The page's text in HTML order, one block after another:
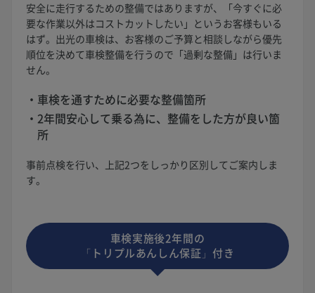
安全に走行するための整備ではありますが、「今すぐに必
要な作業以外はコストカットしたい」というお客様もいる
はず。出光の車検は、お客様のご予算と相談しながら優先
順位を決めて車検整備を行うので「過剰な整備」は行いま
せん。
車検を通すために必要な整備箇所
2年間安心して乗る為に、整備をした方が良い箇
所
事前点検を行い、上記2つをしっかり区別してご案内しま
す。
車検実施後2年間の
「トリプルあんしん保証」付き